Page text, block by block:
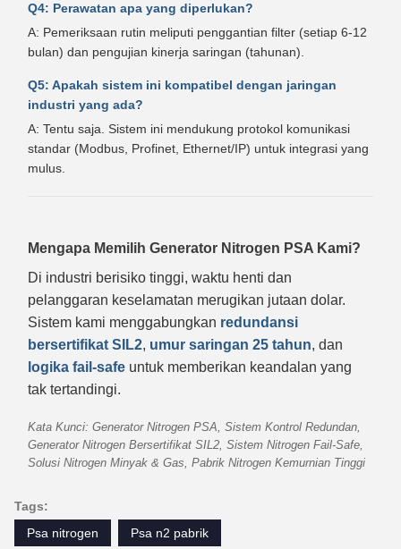
Q4: Perawatan apa yang diperlukan?
A: Pemeriksaan rutin meliputi penggantian filter (setiap 6-12
bulan) dan pengujian kinerja saringan (tahunan).
Q5: Apakah sistem ini kompatibel dengan jaringan
industri yang ada?
A: Tentu saja. Sistem ini mendukung protokol komunikasi
standar (Modbus, Profinet, Ethernet/IP) untuk integrasi yang
mulus.
Mengapa Memilih Generator Nitrogen PSA Kami?
Di industri berisiko tinggi, waktu henti dan
pelanggaran keselamatan merugikan jutaan dolar.
Sistem kami menggabungkan redundansi
bersertifikat SIL2, umur saringan 25 tahun, dan
logika fail-safe untuk memberikan keandalan yang
tak tertandingi.
Kata Kunci: Generator Nitrogen PSA, Sistem Kontrol Redundan,
Generator Nitrogen Bersertifikat SIL2, Sistem Nitrogen Fail-Safe,
Solusi Nitrogen Minyak & Gas, Pabrik Nitrogen Kemurnian Tinggi
Tags:
Psa nitrogen
Psa n2 pabrik